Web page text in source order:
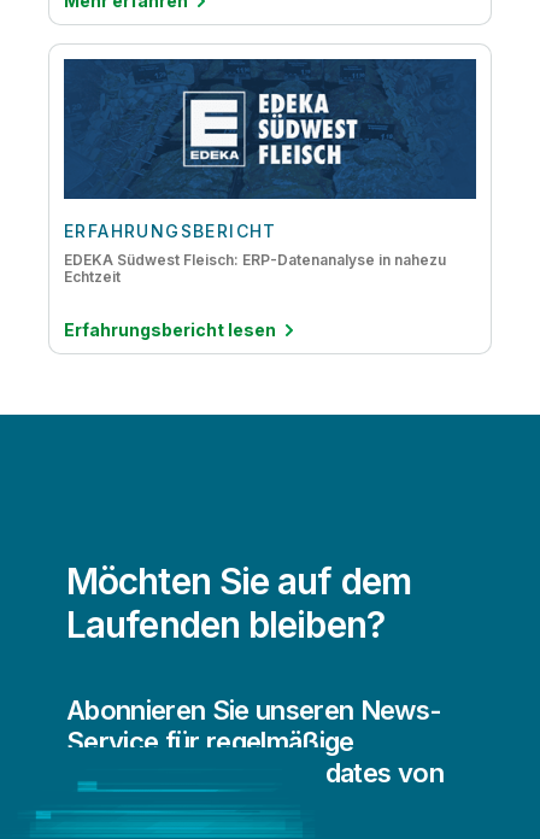
ERFAHRUNGSBERICHT
EDEKA Südwest Fleisch: ERP-Datenanalyse in nahezu
Echtzeit
Erfahrungsbericht lesen
Möchten Sie auf dem
Laufenden bleiben?
Abonnieren Sie unseren News-
Service für regelmäßige
Informationen und Updates von
Qlik